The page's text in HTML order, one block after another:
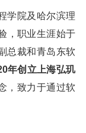
学院及哈尔滨理
，职业生涯始于
总裁和青岛东软
年创立上海弘玑
，致力于通过软